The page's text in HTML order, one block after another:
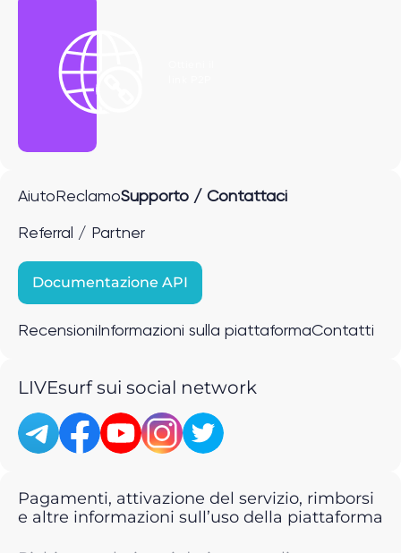
Aiuto ReclamoSupporto / Contattaci
Referral / Partner
Documentazione API
Recensioni Informazioni sulla piattaformaContatti
LIVEsurf sui social network
Pagamenti, attivazione del servizio, rimborsi
e altre informazioni sull’uso della piattaforma